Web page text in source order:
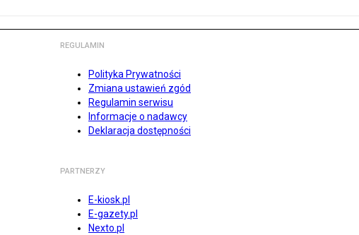
REGULAMIN
Polityka Prywatności
Zmiana ustawień zgód
Regulamin serwisu
Informacje o nadawcy
Deklaracja dostępności
PARTNERZY
E-kiosk.pl
E-gazety.pl
Nexto.pl